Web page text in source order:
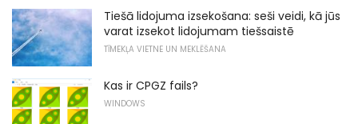
Tiešā lidojuma izsekošana: seši veidi, kā jūs
varat izsekot lidojumam tiešsaistē
TĪMEKĻA VIETNE UN MEKLĒŠANA
Kas ir CPGZ fails?
WINDOWS